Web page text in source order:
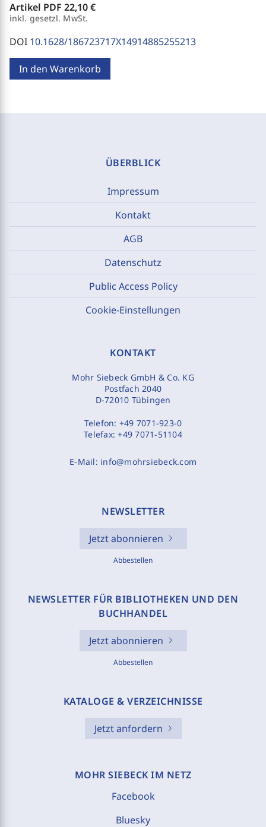
Artikel PDF 22,10 €
inkl. gesetzl. MwSt.
DOI 10.1628/186723717X14914885255213
In den Warenkorb
ÜBERBLICK
Impressum
Kontakt
AGB
Datenschutz
Public Access Policy
Cookie-Einstellungen
KONTAKT
Mohr Siebeck GmbH & Co. KG
Postfach 2040
D-72010 Tübingen
Telefon: +49 7071-923-0
Telefax:+49 7071-51104
E-Mail: info@mohrsiebeck.com
NEWSLETTER
Jetzt abonnieren
Abbestellen
NEWSLETTER FÜR BIBLIOTHEKEN UND DEN
BUCHHANDEL
Jetzt abonnieren
Abbestellen
KATALOGE & VERZEICHNISSE
Jetzt anfordern
MOHR SIEBECK IM NETZ
Facebook
Bluesky